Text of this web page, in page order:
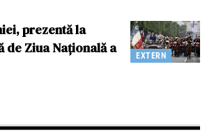
EXTERN
prezentă la
Ziua Națională a